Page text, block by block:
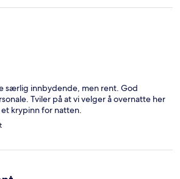
særlig innbydende, men rent. God
Tviler på at vi velger å overnatte her
krypinn for natten.